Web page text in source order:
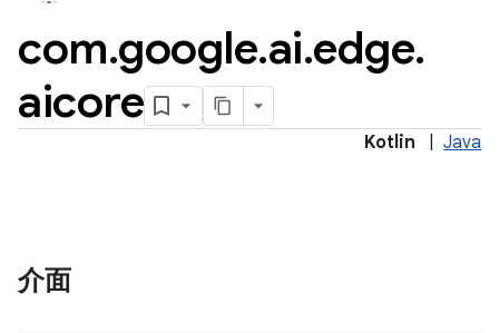
com.google.ai.edge.
aicore
Kotlin Java
介面